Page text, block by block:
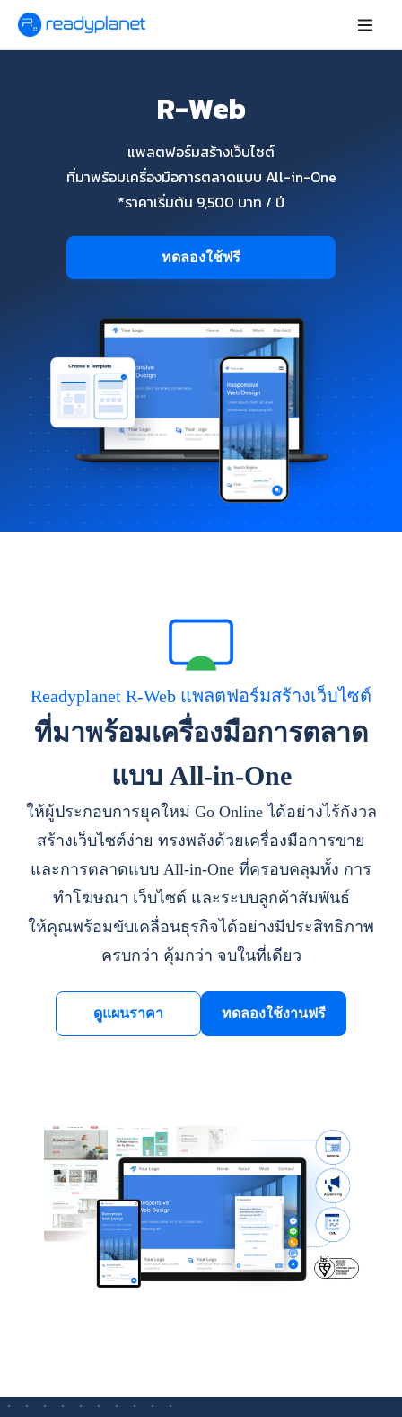
R-Web
แพลตฟอร์มสร้างเว็บไซต์
ที่มาพร้อมเครื่องมือการตลาดแบบ All-in-One
*ราคาเริ่มต้น 9,500 บาท / ปี
ทดลองใช้ฟรี
Readyplanet R-Web แพลตฟอร์มสร้างเว็บไซต์
ที่มาพร้อมเครื่องมือการตลาด
แบบ All-in-One
ให้ผู้ประกอบการยุคใหม่ Go Online ได้อย่างไร้กังวล
สร้างเว็บไซต์ง่าย ทรงพลังด้วยเครื่องมือการขาย
และการตลาดแบบ All-in-One ที่ครอบคลุมทั้ง การ
ทำโฆษณา เว็บไซต์ และระบบลูกค้าสัมพันธ์
ให้คุณพร้อมขับเคลื่อนธุรกิจได้อย่างมีประสิทธิภาพ
ครบกว่า คุ้มกว่า จบในที่เดียว
ดูแผนราคา ทดลองใช้งานฟรี